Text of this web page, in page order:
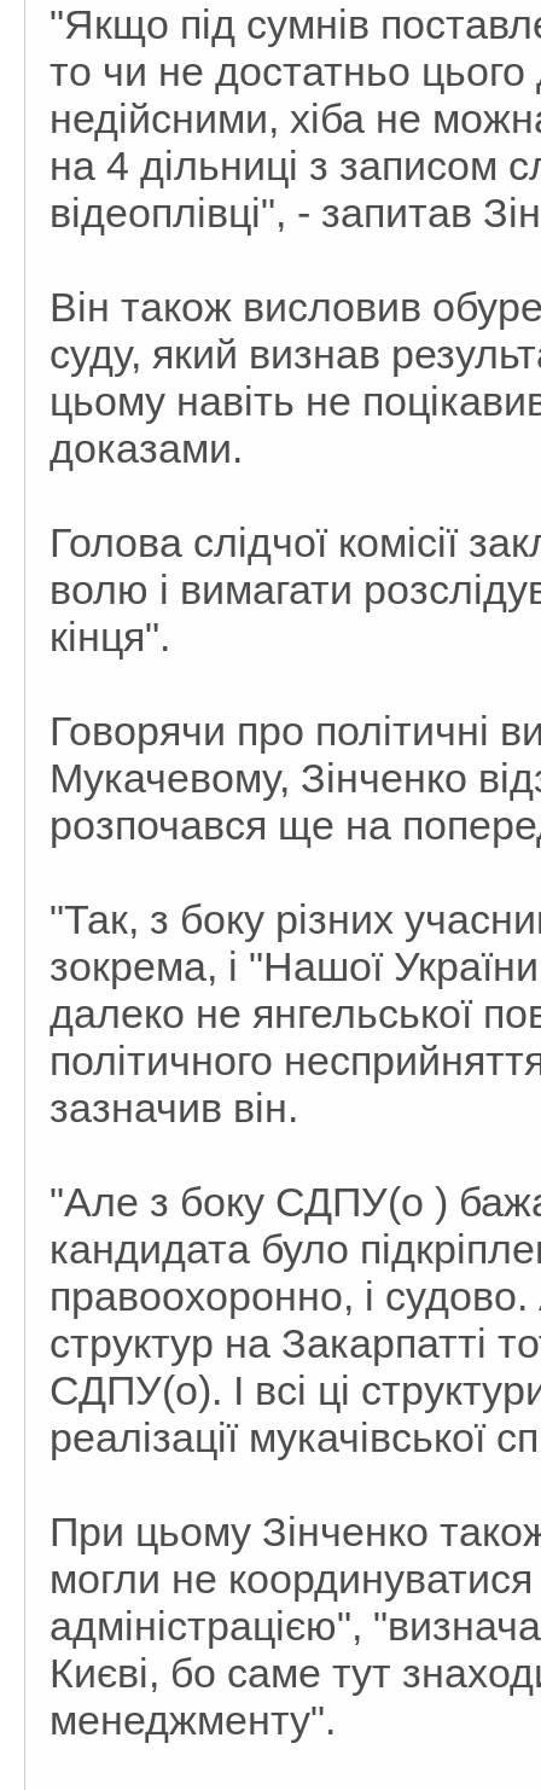
"Якщо під сумнів
то чи не достатньо
недійсними, хіба не
на 4 дільниці з записом
відеоплівці", - запитав
Він також висловив
суду, який визнав
цьому навіть не
доказами.
Голова слідчої комісії
волю і вимагати
кінця".
Говорячи про політичні
Мукачевому, Зінченко
розпочався ще на
"Так, з боку різних
зокрема, і "Нашої
далеко не янгельської
політичного
зазначив він.
"Але з боку СДПУ(о )
кандидата було
правоохоронно, і
структур на Закарпатті
СДПУ(о). І всі ці
реалізації мукачівської
При цьому Зінченко
могли не
адміністрацією",
Києві, бо саме тут
менеджменту".